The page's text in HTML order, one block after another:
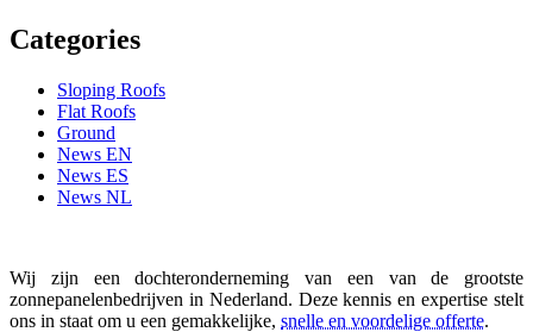
Categories
Sloping Roofs
Flat Roofs
Ground
News EN
News ES
News NL
Wij zijn een dochteronderneming van een van de grootste
zonnepanelenbedrijven in Nederland. Deze kennis en expertise stelt
ons in staat om u een gemakkelijke, snelle en voordelige offerte.